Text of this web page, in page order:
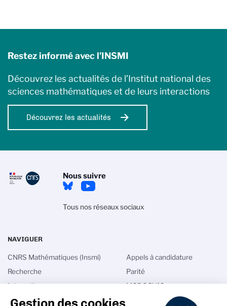
Restez informé avec l'INSMI
Découvrez les actualités de l’Institut national des
sciences mathématiques et de leurs interactions
Découvrez les actualités
Nous suivre
Tous nos réseaux sociaux
NAVIGUER
CNRS Mathématiques (Insmi)
Recherche
Interactions
International
Appels à candidature
Parité
MODCOV19
Math in France
Gestion des cookies